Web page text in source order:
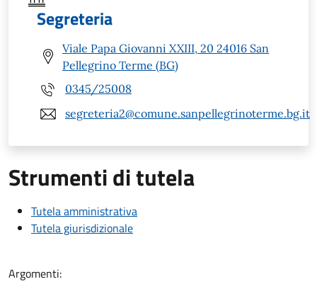
Segreteria
Viale Papa Giovanni XXIII, 20 24016 San
Pellegrino Terme (BG)
0345/25008
segreteria2@comune.sanpellegrinoterme.bg.it
Strumenti di tutela
Tutela amministrativa
Tutela giurisdizionale
Argomenti: